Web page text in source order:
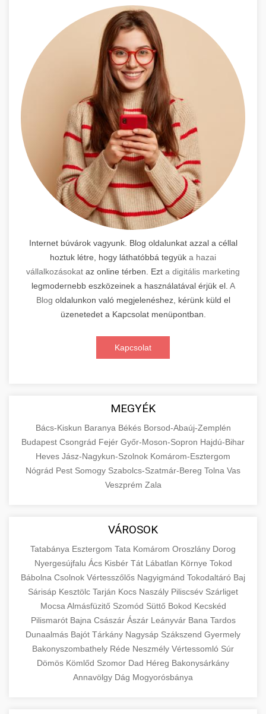
Internet búvárok vagyunk. Blog oldalunkat azzal a céllal
hoztuk létre, hogy láthatóbbá tegyük a hazai
vállalkozásokat az online térben. Ezt a digitális marketing
legmodernebb eszközeinek a használatával érjük el. A
Blog oldalunkon való megjelenéshez, kérünk küld el
üzenetedet a Kapcsolat menüpontban.
Kapcsolat
MEGYÉK
Bács-Kiskun Baranya Békés Borsod-Abaúj-Zemplén
Budapest Csongrád Fejér Győr-Moson-Sopron Hajdú-Bihar
Heves Jász-Nagykun-Szolnok Komárom-Esztergom
Nógrád Pest Somogy Szabolcs-Szatmár-Bereg Tolna Vas
Veszprém Zala
VÁROSOK
Tatabánya Esztergom Tata Komárom Oroszlány Dorog
Nyergesújfalu Ács Kisbér Tát Lábatlan Környe Tokod
Bábolna Csolnok Vértesszőlős Nagyigmánd Tokodaltáró Baj
Sárisáp Kesztölc Tarján Kocs Naszály Piliscsév Szárliget
Mocsa Almásfüzitő Szomód Süttő Bokod Kecskéd
Pilismarót Bajna Császár Ászár Leányvár Bana Tardos
Dunaalmás Bajót Tárkány Nagysáp Szákszend Gyermely
Bakonyszombathely Réde Neszmély Vértessomló Súr
Dömös Kömlőd Szomor Dad Héreg Bakonysárkány
Annavölgy Dág Mogyorósbánya